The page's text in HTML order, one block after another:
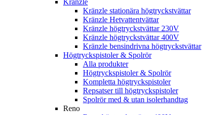
Kränzle
Kränzle stationära högtryckstvättar
Kränzle Hetvattentvättar
Kränzle högtryckstvättar 230V
Kränzle högtryckstvättar 400V
Kränzle bensindrivna högtryckstvättar
Högtryckspistoler & Spolrör
Alla produkter
Högtryckspistoler & Spolrör
Kompletta högtryckspistoler
Repsatser till högtryckspistoler
Spolrör med & utan isolerhandtag
Reno